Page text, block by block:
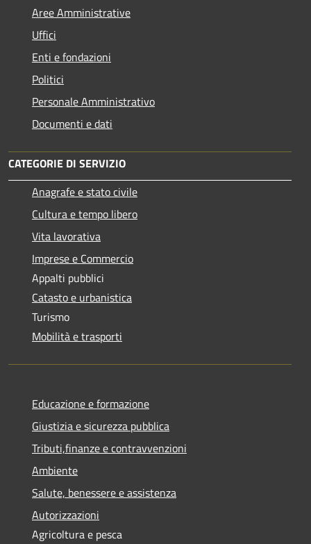
Aree Amministrative
Uffici
Enti e fondazioni
Politici
Personale Amministrativo
Documenti e dati
CATEGORIE DI SERVIZIO
Anagrafe e stato civile
Cultura e tempo libero
Vita lavorativa
Imprese e Commercio
Appalti pubblici
Catasto e urbanistica
Turismo
Mobilità e trasporti
Educazione e formazione
Giustizia e sicurezza pubblica
Tributi,finanze e contravvenzioni
Ambiente
Salute, benessere e assistenza
Autorizzazioni
Agricoltura e pesca